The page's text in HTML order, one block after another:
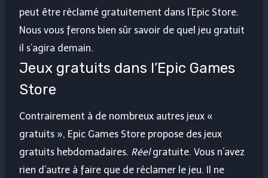
peut être réclamé gratuitement dans l’Epic Store.
Nous vous ferons bien sûr savoir de quel jeu gratuit
il s’agira demain.
Jeux gratuits dans l’Epic Games
Store
Contrairement à de nombreux autres jeux «
gratuits », Epic Games Store propose des jeux
gratuits hebdomadaires. Réelgratuite. Vous n’avez
rien d’autre à faire que de réclamer le jeu. Il ne